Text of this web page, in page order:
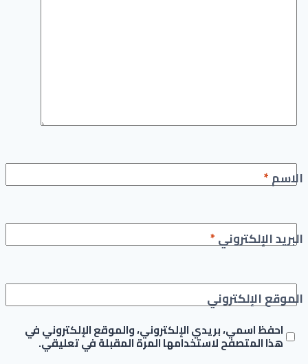
الاسم*
البريد الإلكتروني*
الموقع الإلكتروني
احفظ اسمي، بريدي الإلكتروني، والموقع الإلكتروني في
هذا المتصفح لاستخدامها المرة المقبلة في تعليقي.